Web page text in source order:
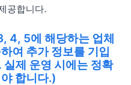
공합니다.
4, 5에 해당하는 업체
여 추가 정보를 기입
제 운영 시에는 정확
합니다.)